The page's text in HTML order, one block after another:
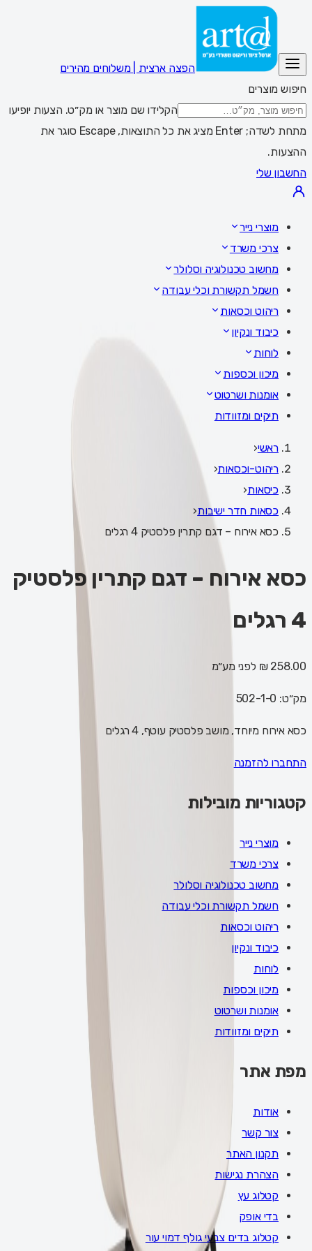
הפצה ארצית | משלוחים מהירים
חיפוש מוצרים
הקלידו שם מוצר או מק״ט. הצעות יופיעו
מתחת לשדה; Enter מציג את כל התוצאות, Escape סוגר את
ההצעות.
החשבון שלי
מוצרי נייר
צרכי משרד
מחשוב טכנולוגיה וסלולר
חשמל תקשורת וכלי עבודה
ריהוט וכסאות
כיבוד ונקיון
לוחות
מיכון וכספות
אומנות ושרטוט
תיקים ומזוודות
ראשי‹
ריהוט-וכסאות‹
כיסאות‹
כסאות חדר ישיבות‹
כסא אירוח – דגם קתרין פלסטיק 4 רגלים
כסא אירוח – דגם קתרין פלסטיק
4 רגלים
258.00 ₪ לפני מע״מ
מק״ט: 502-1-0
כסא אירוח מיוחד, מושב פלסטיק עוטף, 4 רגלים
התחברו להזמנה
קטגוריות מובילות
מוצרי נייר
צרכי משרד
מחשוב טכנולוגיה וסלולר
חשמל תקשורת וכלי עבודה
ריהוט וכסאות
כיבוד ונקיון
לוחות
מיכון וכספות
אומנות ושרטוט
תיקים ומזוודות
מפת אתר
אודות
צור קשר
תקנון האתר
הצהרת נגישות
קטלוג עץ
בדי אופק
קטלוג בדים צבעי גולף דמוי עור